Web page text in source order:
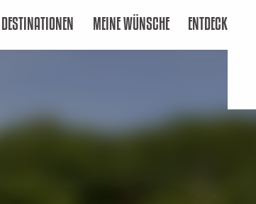
DESTINATIONEN MEINE WÜNSCHE ENTDECKEN